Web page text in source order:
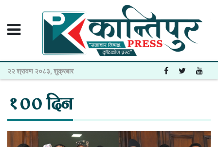
२२ श्रावण २०८३, शुक्रबार
१०० दिन